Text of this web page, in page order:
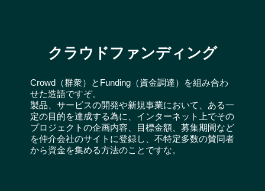
クラウドファンディング
Crowd（群衆）とFunding（資金調達）を組み合わ
せた造語ですぞ。
製品、サービスの開発や新規事業において、ある一
定の目的を達成する為に、インターネット上でその
プロジェクトの企画内容、目標金額、募集期間など
を仲介会社のサイトに登録し、不特定多数の賛同者
から資金を集める方法のことですな。